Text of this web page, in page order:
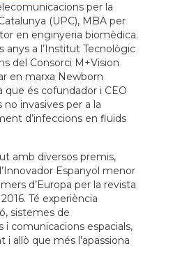
per la
(UPC), MBA per
en enginyeria biomèdica.
anys a l’Institut Tecnològic
del Consorci M+Vision
en marxa Newborn
que és cofundador i CEO
invasives per a la
d’infeccions en fluids
amb diversos premis,
Espanyol menor
d’Europa per la revista
Té experiència
sistemes de
comunicacions espacials,
allò que més l’apassiona